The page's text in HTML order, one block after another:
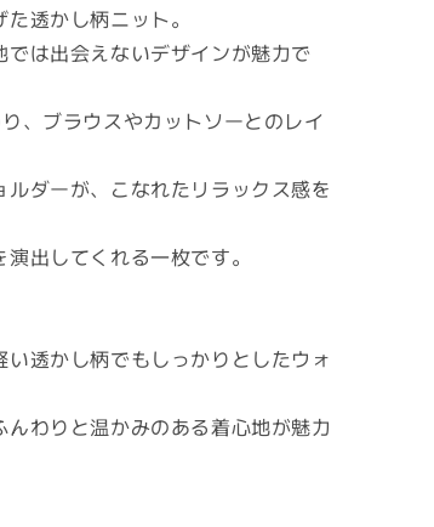
透かし柄ニット。
は出会えないデザインが魅力で
、ブラウスやカットソーとのレイ
ダーが、こなれたリラックス感を
出してくれる一枚です。
透かし柄でもしっかりとしたウォ
わりと温かみのある着心地が魅力